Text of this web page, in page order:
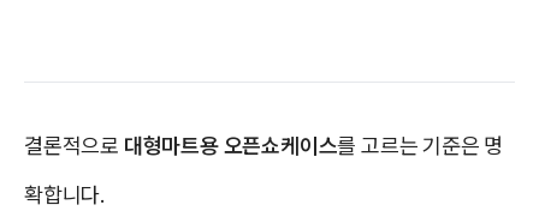
결론적으로 대형마트용 오픈쇼케이스를 고르는 기준은 명
확합니다.